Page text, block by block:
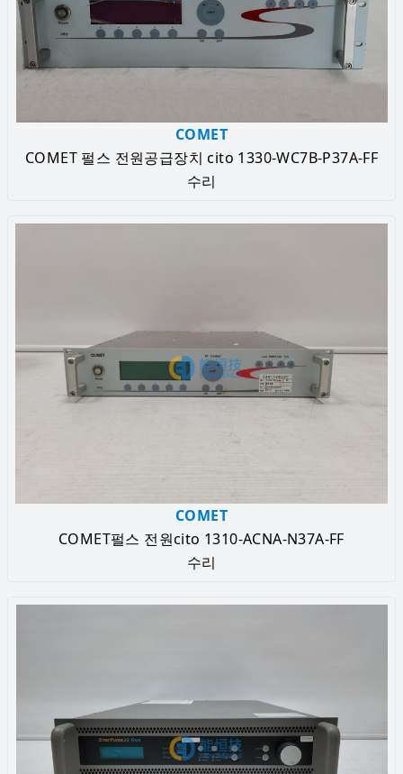
COMET
COMET 펄스 전원공급장치 cito 1330-WC7B-P37A-FF
수리
COMET
COMET펄스 전원cito 1310-ACNA-N37A-FF
수리